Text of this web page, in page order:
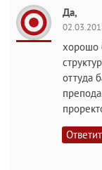
Да,
хорошо
оттуда